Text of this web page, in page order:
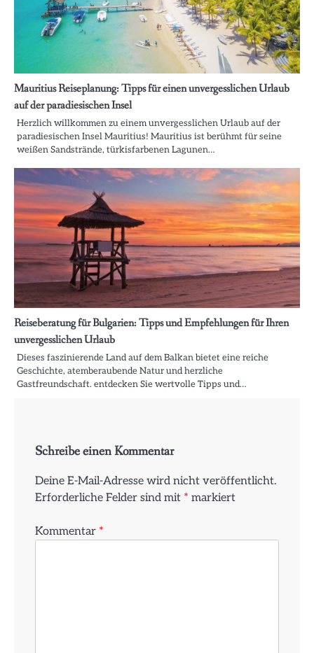
Mauritius Reiseplanung: Tipps für einen unvergesslichen Urlaub
auf der paradiesischen Insel
Herzlich willkommen zu einem unvergesslichen Urlaub auf der
paradiesischen Insel Mauritius! Mauritius ist berühmt für seine
weißen Sandstrände, türkisfarbenen Lagunen…
Reiseberatung für Bulgarien: Tipps und Empfehlungen für Ihren
unvergesslichen Urlaub
Dieses faszinierende Land auf dem Balkan bietet eine reiche
Geschichte, atemberaubende Natur und herzliche
Gastfreundschaft. entdecken Sie wertvolle Tipps und…
Schreibe einen Kommentar
Deine E-Mail-Adresse wird nicht veröffentlicht.
Erforderliche Felder sind mit * markiert
Kommentar *